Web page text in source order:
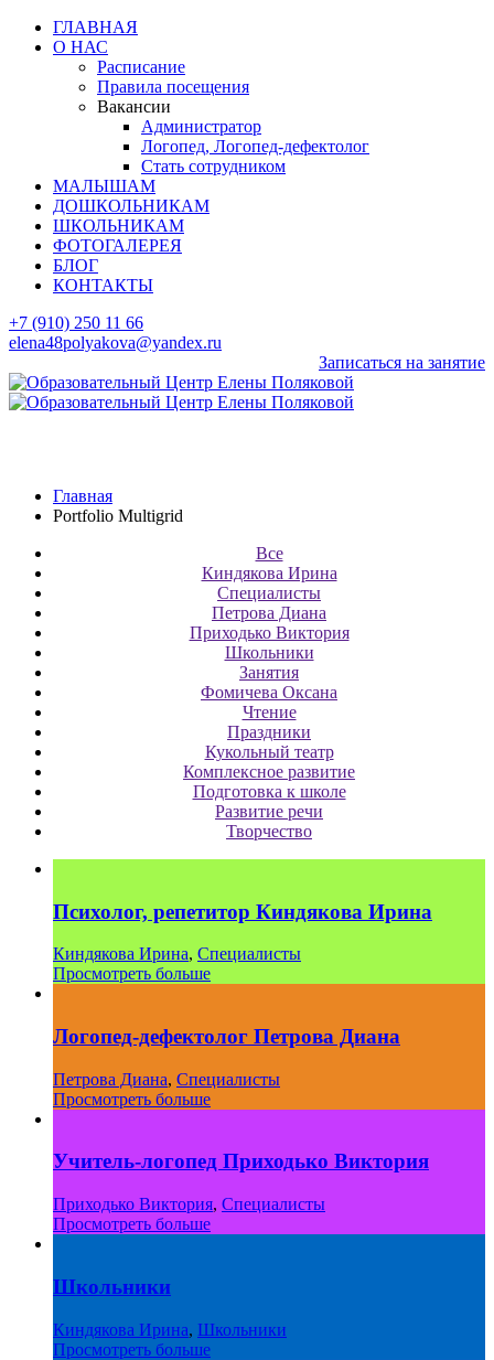
ГЛАВНАЯ
О НАС
Расписание
Правила посещения
Вакансии
Администратор
Логопед, Логопед-дефектолог
Стать сотрудником
МАЛЫШАМ
ДОШКОЛЬНИКАМ
ШКОЛЬНИКАМ
ФОТОГАЛЕРЕЯ
БЛОГ
КОНТАКТЫ
+7 (910) 250 11 66
elena48polyakova@yandex.ru
Записаться на занятие
Главная
Portfolio Multigrid
Все
Киндякова Ирина
Специалисты
Петрова Диана
Приходько Виктория
Школьники
Занятия
Фомичева Оксана
Чтение
Праздники
Кукольный театр
Комплексное развитие
Подготовка к школе
Развитие речи
Творчество
Психолог, репетитор Киндякова Ирина
Киндякова Ирина, Специалисты
Просмотреть больше
Логопед-дефектолог Петрова Диана
Петрова Диана, Специалисты
Просмотреть больше
Учитель-логопед Приходько Виктория
Приходько Виктория, Специалисты
Просмотреть больше
Школьники
Киндякова Ирина, Школьники
Просмотреть больше